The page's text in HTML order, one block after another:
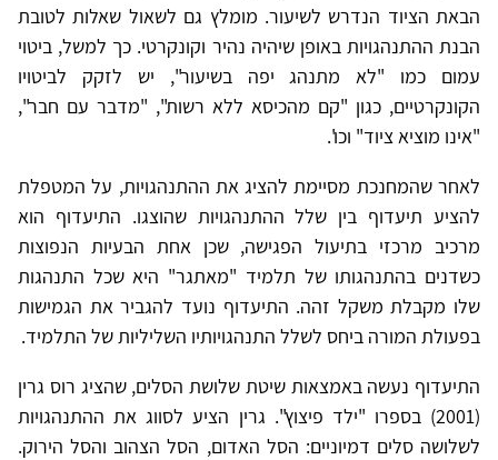
הבאת הציוד הנדרש לשיעור. מומלץ גם לשאול שאלות לטובת
הבנת ההתנהגויות באופן שיהיה נהיר וקונקרטי. כך למשל, ביטוי
עמום כמו "לא מתנהג יפה בשיעור", יש לזקק לביטויו
הקונקרטיים, כגון "קם מהכיסא ללא רשות", "מדבר עם חבר",
"אינו מוציא ציוד" וכו'.
לאחר שהמחנכת מסיימת להציג את ההתנהגויות, על המטפלת
להציע תיעדוף בין שלל ההתנהגויות שהוצגו. התיעדוף הוא
מרכיב מרכזי בתיעול הפגישה, שכן אחת הבעיות הנפוצות
כשדנים בהתנהגותו של תלמיד "מאתגר" היא שכל התנהגות
שלו מקבלת משקל זהה. התיעדוף נועד להגביר את הגמישות
בפעולת המורה ביחס לשלל התנהגויותיו השליליות של התלמיד.
התיעדוף נעשה באמצאות שיטת שלושת הסלים, שהציג רוס גרין
(2001) בספרו "ילד פיצוץ". גרין הציע לסווג את ההתנהגויות
לשלושה סלים דמיוניים: הסל האדום, הסל הצהוב והסל הירוק.